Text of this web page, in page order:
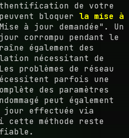
de votre
bloquer la mise à
à jour demandée". Un
corrompu pendant le
également des
nécessitant de
problèmes de réseau
parfois une
des paramètres
peut également
effectuée via
cette méthode reste
fiable.